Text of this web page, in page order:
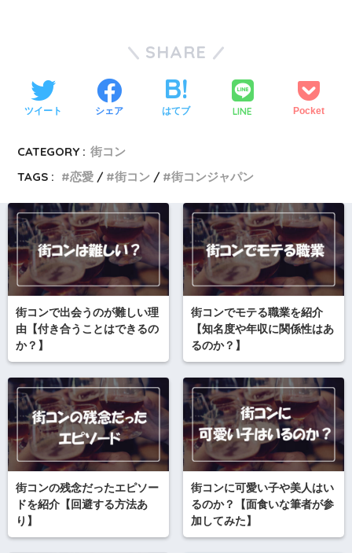
SHARE
ツイート シェア はてブ LINE Pocket
CATEGORY : 街コン
TAGS :
恋愛 街コン 街コンジャパン
街コンで出会うのが難しい理
由【付き合うことはできるの
か？】
街コンでモテる職業を紹介
【知名度や年収に関係性はあ
るのか？】
街コンの残念だったエピソー
ドを紹介【回避する方法あ
り】
街コンに可愛い子や美人はい
るのか？【面食いな筆者が参
加してみた】